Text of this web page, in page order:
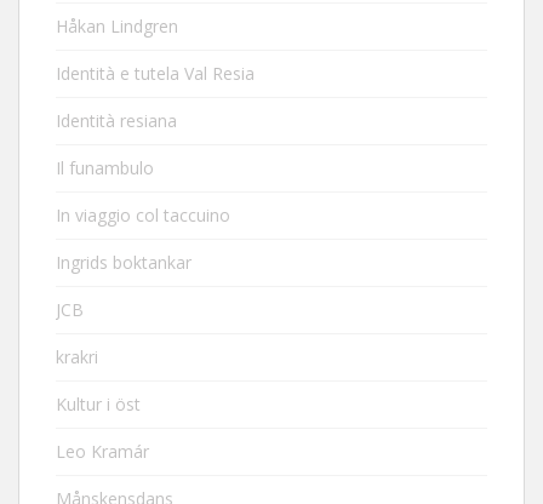
Håkan Lindgren
Identità e tutela Val Resia
Identità resiana
Il funambulo
In viaggio col taccuino
Ingrids boktankar
JCB
krakri
Kultur i öst
Leo Kramár
Månskensdans